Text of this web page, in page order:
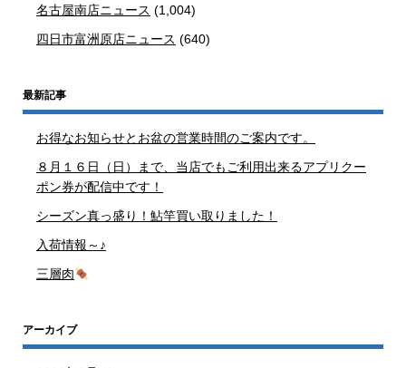
名古屋南店ニュース (1,004)
四日市富洲原店ニュース (640)
最新記事
お得なお知らせとお盆の営業時間のご案内です。
８月１６日（日）まで、当店でもご利用出来るアプリクー
ポン券が配信中です！
シーズン真っ盛り！鮎竿買い取りました！
入荷情報～♪
三層肉
アーカイブ